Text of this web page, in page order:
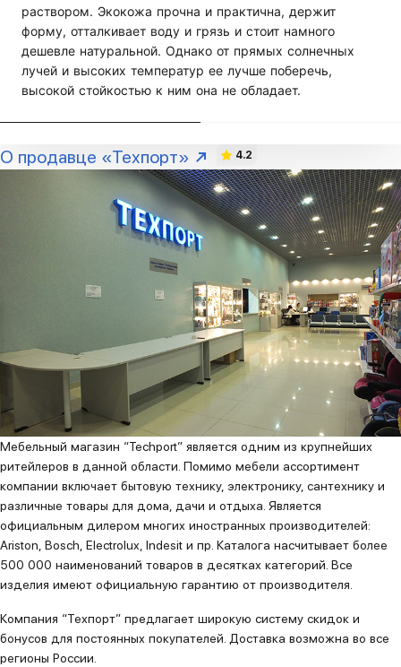
раствором. Экокожа прочна и практична, держит
форму, отталкивает воду и грязь и стоит намного
дешевле натуральной. Однако от прямых солнечных
лучей и высоких температур ее лучше поберечь,
высокой стойкостью к ним она не обладает.
О продавце «Техпорт» 4.2
Мебельный магазин “Techport” является одним из крупнейших
ритейлеров в данной области. Помимо мебели ассортимент
компании включает бытовую технику, электронику, сантехнику и
различные товары для дома, дачи и отдыха. Является
официальным дилером многих иностранных производителей:
Ariston, Bosch, Electrolux, Indesit и пр. Каталога насчитывает более
500 000 наименований товаров в десятках категорий. Все
изделия имеют официальную гарантию от производителя.
Компания “Техпорт” предлагает широкую систему скидок и
бонусов для постоянных покупателей. Доставка возможна во все
регионы России.